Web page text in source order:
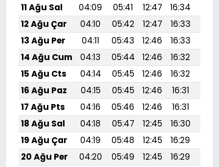
11 Ağu Sal
04:09 05:41 12:47 16:34
12 Ağu Çar
04:10 05:42 12:47 16:33
13 Ağu Per
04:11 05:43 12:46 16:33
14 Ağu Cum
04:13 05:44 12:46 16:32
15 Ağu Cts
04:14 05:45 12:46 16:32
16 Ağu Paz
04:15 05:45 12:46 16:31
17 Ağu Pts
04:16 05:46 12:46 16:31
18 Ağu Sal
04:18 05:47 12:45 16:30
19 Ağu Çar
04:19 05:48 12:45 16:29
20 Ağu Per
04:20 05:49 12:45 16:29